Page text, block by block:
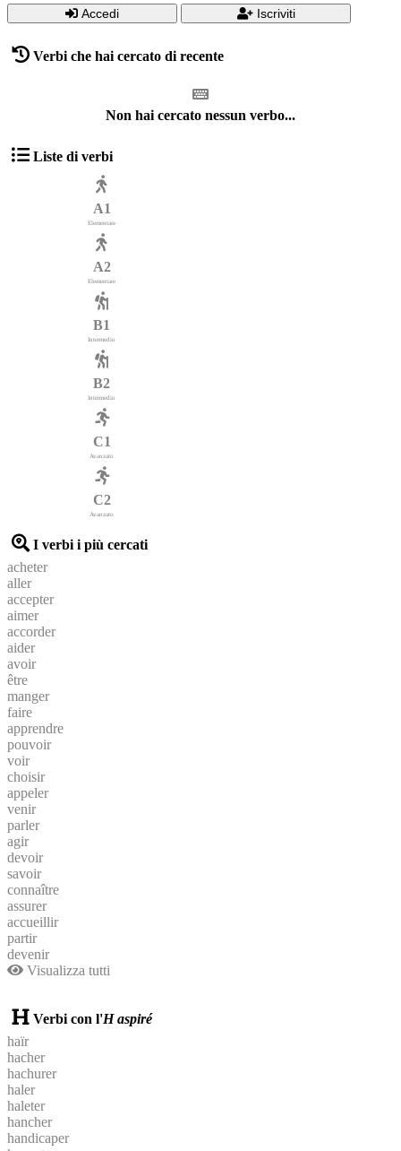
Accedi Iscriviti
Verbi che hai cercato di recente
Non hai cercato nessun verbo...
Liste di verbi
A1
Elementare
A2
Elementare
B1
Intermedio
B2
Intermedio
C1
Avanzato
C2
Avanzato
I verbi i più cercati
acheter
aller
accepter
aimer
accorder
aider
avoir
être
manger
faire
apprendre
pouvoir
voir
choisir
appeler
venir
parler
agir
devoir
savoir
connaître
assurer
accueillir
partir
devenir
Visualizza tutti
Verbi con l'H aspiré
haïr
hacher
hachurer
haler
haleter
hancher
handicaper